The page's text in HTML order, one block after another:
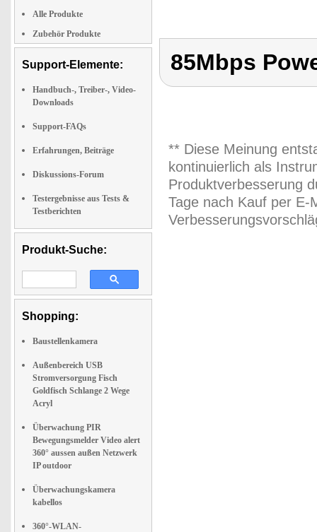
Alle Produkte
Zubehör Produkte
Support-Elemente:
Handbuch-, Treiber-, Video-
Downloads
Support-FAQs
Erfahrungen, Beiträge
Diskussions-Forum
Testergebnisse aus Tests &
Testberichten
Produkt-Suche:
Shopping:
Baustellenkamera
Außenbereich USB
Stromversorgung Fisch
Goldfisch Schlange 2 Wege
Acryl
Überwachung PIR
Bewegungsmelder Video alert
360° aussen außen Netzwerk
IP outdoor
Überwachungskamera
kabellos
360°-WLAN-
85Mbps
** Diese Meinung
kontinuierlich als
Produktverbesserung
Tage nach Kauf per E-